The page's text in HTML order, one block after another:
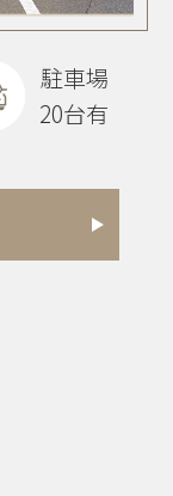
駐車場
20台有